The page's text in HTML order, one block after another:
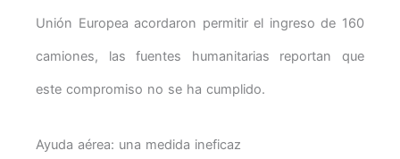
Unión Europea acordaron permitir el ingreso de 160
camiones, las fuentes humanitarias reportan que
este compromiso no se ha cumplido.
Ayuda aérea: una medida ineficaz